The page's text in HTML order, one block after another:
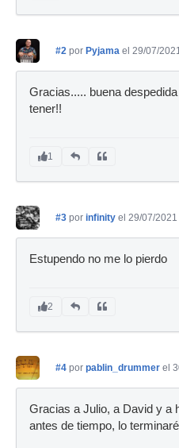
#2 por Pyjama el 29/07/
Gracias..... buena
tener!!
1
#3 por infinity el 29/07/2021
Estupendo no me lo pierdo
2
#4 por pablin_drummer el
Gracias a Julio, a David y a
antes de tiempo, lo